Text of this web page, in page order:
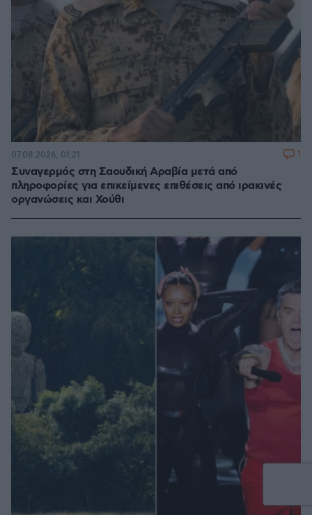
Συναγερμός στη Σαουδική Αραβία μετά από
πληροφορίες για επικείμενες επιθέσεις από ιρακινές
οργανώσεις και Χούθι
07.08.2026, 01:21 1